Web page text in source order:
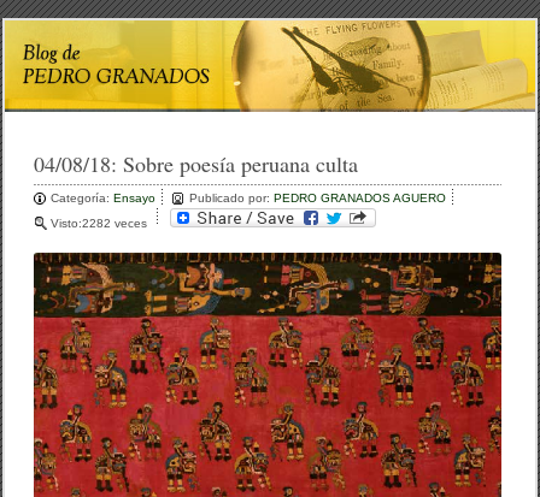
04/08/18:Sobre poesía peruana culta
Categoría:Ensayo Publicado por:PEDRO GRANADOS AGUERO
Visto:2282 veces